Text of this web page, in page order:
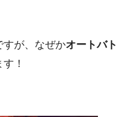
すが、なぜかオートバト
！